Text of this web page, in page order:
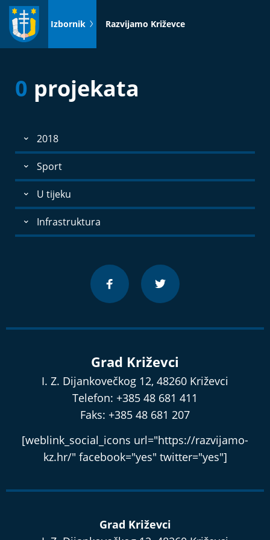
Idi
sadržaj
Izbornik Razvijamo Križevce
0 projekata
2018
Sport
U tijeku
Infrastruktura
Grad Križevci
I. Z. Dijankovečkog 12, 48260 Križevci
Telefon: +385 48 681 411
Faks: +385 48 681 207
[weblink_social_icons url="https://razvijamo-
kz.hr/" facebook="yes" twitter="yes"]
Grad Križevci